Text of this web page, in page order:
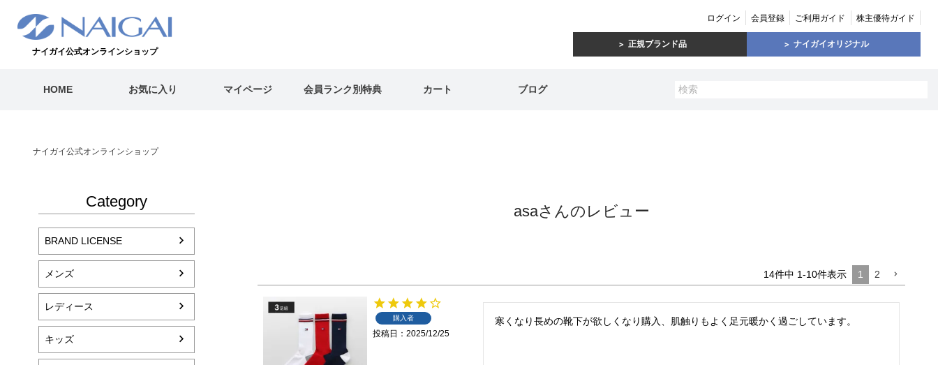
ナイガイ公式オンラインショップ
ログイン 会員登録 ご利用ガイド 株主優待ガイド
正規ブランド品 ナイガイオリジナル
HOME お気に入り マイページ 会員ランク別特典 カート ブログ
ナイガイ公式オンラインショップ
Category
BRAND LICENSE
メンズ
レディース
キッズ
asaさんのレビュー
14件中 1-10件表示 1 2
購入者
投稿日 2025/12/25
寒くなり長めの靴下が欲しくなり購入、肌触りもよく足元暖かく過ごしています。